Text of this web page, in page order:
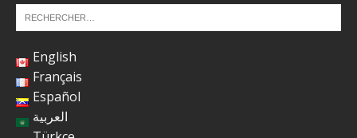
English
Français
Español
العربية